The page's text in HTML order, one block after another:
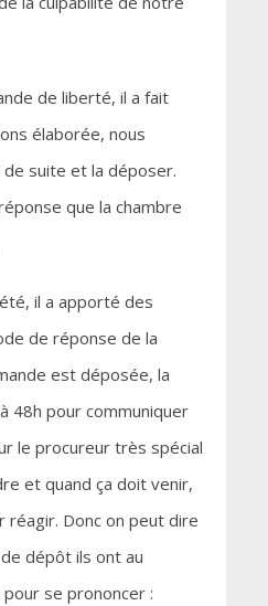
de liberté, il a fait
élaborée, nous
suite et la déposer.
que la chambre
il a apporté des
de réponse de la
est déposée, la
48h pour communiquer
le procureur très spécial
et quand ça doit venir,
Donc on peut dire
dépôt ils ont au
se prononcer :